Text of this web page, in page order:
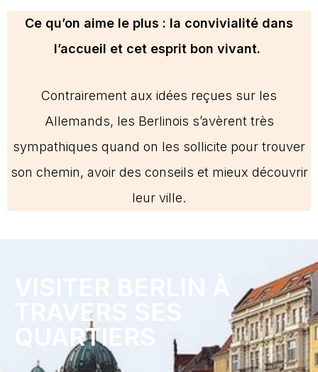
Ce qu’on aime le plus : la convivialité dans
l’accueil et cet esprit bon vivant.
Contrairement aux idées reçues sur les
Allemands, les Berlinois s’avèrent très
sympathiques quand on les sollicite pour trouver
son chemin, avoir des conseils et mieux découvrir
leur ville.
TRAVERS SES
QUARTIERS